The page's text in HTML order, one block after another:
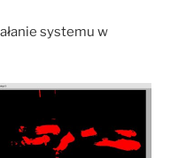
systemu w